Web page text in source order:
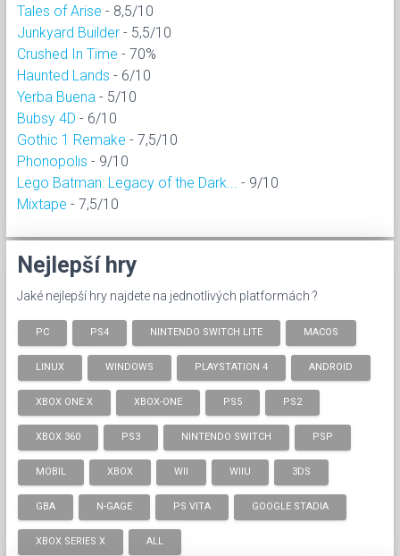
Tales of Arise - 8,5/10
Junkyard Builder - 5,5/10
Crushed In Time - 70%
Haunted Lands - 6/10
Yerba Buena - 5/10
Bubsy 4D - 6/10
Gothic 1 Remake - 7,5/10
Phonopolis - 9/10
Lego Batman: Legacy of the Dark...
- 9/10
Mixtape - 7,5/10
Nejlepší hry
Jaké nejlepší hry najdete na jednotlivých platformách ?
PC PS4 NINTENDO SWITCH LITE MACOS
LINUX WINDOWS PLAYSTATION 4 ANDROID
XBOX ONE X XBOX-ONE PS5 PS2
XBOX 360 PS3 NINTENDO SWITCH PSP
MOBIL XBOX WII WIIU 3DS
GBA N-GAGE PS VITA GOOGLE STADIA
XBOX SERIES X ALL